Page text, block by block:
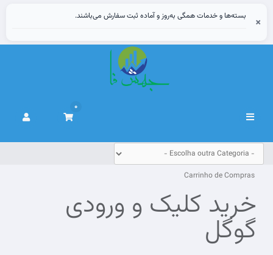
بسته‌ها و خدمات همگی به‌روز و آماده ثبت سفارش می‌باشند. ×
Alternar
0
Carrinho de Compras
خرید کلیک و ورودی
گوگل